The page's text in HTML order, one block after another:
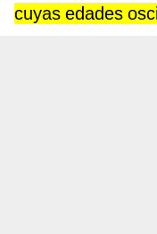
cuyas edades